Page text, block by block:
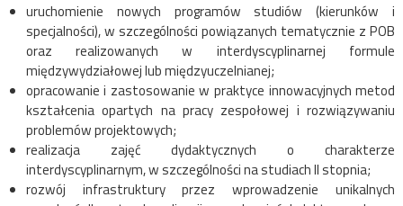
uruchomienie nowych programów studiów (kierunków i
specjalności), w szczególności powiązanych tematycznie z POB
oraz realizowanych w interdyscyplinarnej formule
międzywydziałowej lub międzyuczelnianej;
opracowanie i zastosowanie w praktyce innowacyjnych metod
kształcenia opartych na pracy zespołowej i rozwiązywaniu
problemów projektowych;
realizacja zajęć dydaktycznych o charakterze
interdyscyplinarnym, w szczególności na studiach II stopnia;
rozwój infrastruktury przez wprowadzenie unikalnych